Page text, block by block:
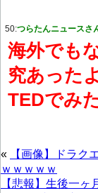
50:つらたんニュースさ
海外でも
究あった
TEDでみ
«
【画像】ドラク
ｗｗｗｗｗ
【悲報】生後一ヶ